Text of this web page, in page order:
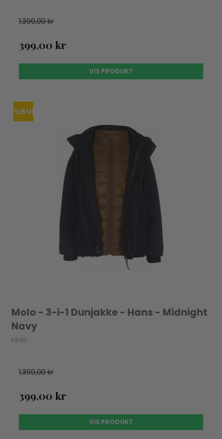
1.399,00 kr
399,00 kr
VIS PRODUKT
TILBUD
Molo - 3-i-1 Dunjakke - Hans - Midnight
Navy
Molo
1.399,00 kr
399,00 kr
VIS PRODUKT